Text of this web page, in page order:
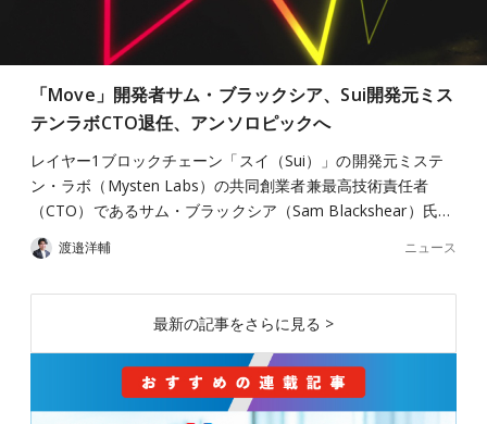
「Move」開発者サム・ブラックシア、Sui開発元ミス
テンラボCTO退任、アンソロピックへ
レイヤー1ブロックチェーン「スイ（Sui）」の開発元ミステ
ン・ラボ（Mysten Labs）の共同創業者兼最高技術責任者
（CTO）であるサム・ブラックシア（Sam Blackshear）氏…
渡邉洋輔 ニュース
最新の記事をさらに見る >